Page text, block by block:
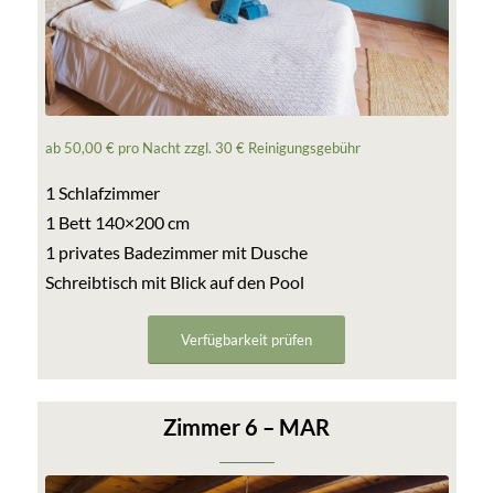
ab 50,00 € pro Nacht zzgl. 30 € Reinigungsgebühr
1 Schlafzimmer
1 Bett 140×200 cm
1 privates Badezimmer mit Dusche
Schreibtisch mit Blick auf den Pool
Verfügbarkeit prüfen
Zimmer 6 – MAR